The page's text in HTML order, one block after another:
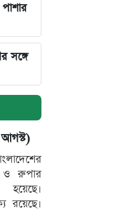
সঙ্গে
ও রুপার
রয়েছে।